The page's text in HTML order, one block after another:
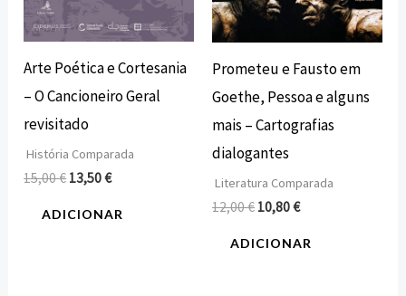
Arte Poética e Cortesania
– O Cancioneiro Geral
revisitado
História Comparada
15,00€ 13,50€
ADICIONAR
Prometeu e Fausto em
Goethe, Pessoa e alguns
mais – Cartografias
dialogantes
Literatura Comparada
12,00€ 10,80€
ADICIONAR